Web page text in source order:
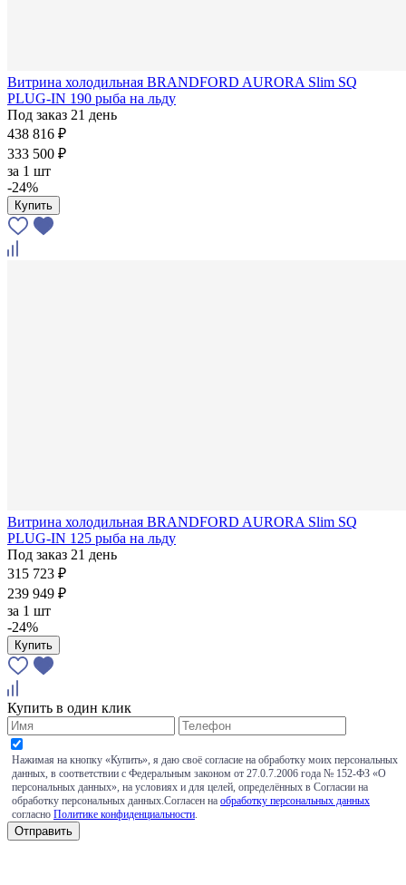
Витрина холодильная BRANDFORD AURORA Slim SQ
PLUG-IN 190 рыба на льду
Под заказ 21 день
438 816 ₽
333 500 ₽
за 1 шт
-24%
Купить
Витрина холодильная BRANDFORD AURORA Slim SQ
PLUG-IN 125 рыба на льду
Под заказ 21 день
315 723 ₽
239 949 ₽
за 1 шт
-24%
Купить
Купить в один клик
Нажимая на кнопку «Купить», я даю своё согласие на обработку моих персональных
данных, в соответствии с Федеральным законом от 27.0.7.2006 года № 152-ФЗ «О
персональных данных», на условиях и для целей, определённых в Согласии на
обработку персональных данных.Согласен на обработку персональных данных
согласно Политике конфиденциальности